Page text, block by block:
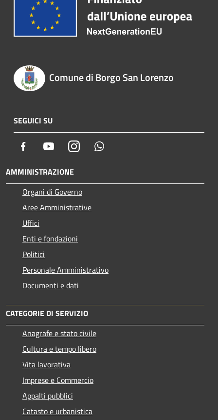
Comune di Borgo San Lorenzo
SEGUICI SU
Facebook YoutubeInstagram
AMMINISTRAZIONE
Organi di Governo
Aree Amministrative
Uffici
Enti e fondazioni
Politici
Personale Amministrativo
Documenti e dati
CATEGORIE DI SERVIZIO
Anagrafe e stato civile
Cultura e tempo libero
Vita lavorativa
Imprese e Commercio
Appalti pubblici
Catasto e urbanistica